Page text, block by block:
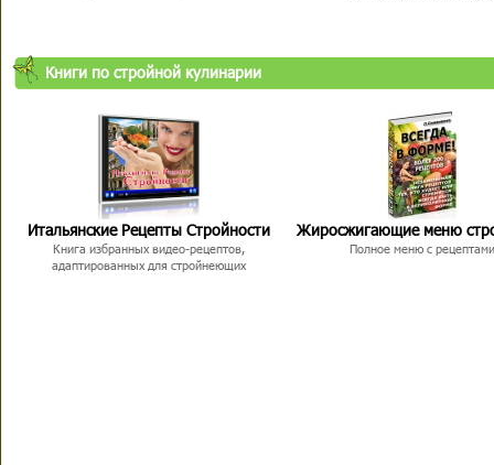
Книги по стройной кулинарии
Итальянские Рецепты Стройности
Книга избранных видео-рецептов,
адаптированных для стройнеющих
Жиросжигающие меню
Полное меню с рецептами